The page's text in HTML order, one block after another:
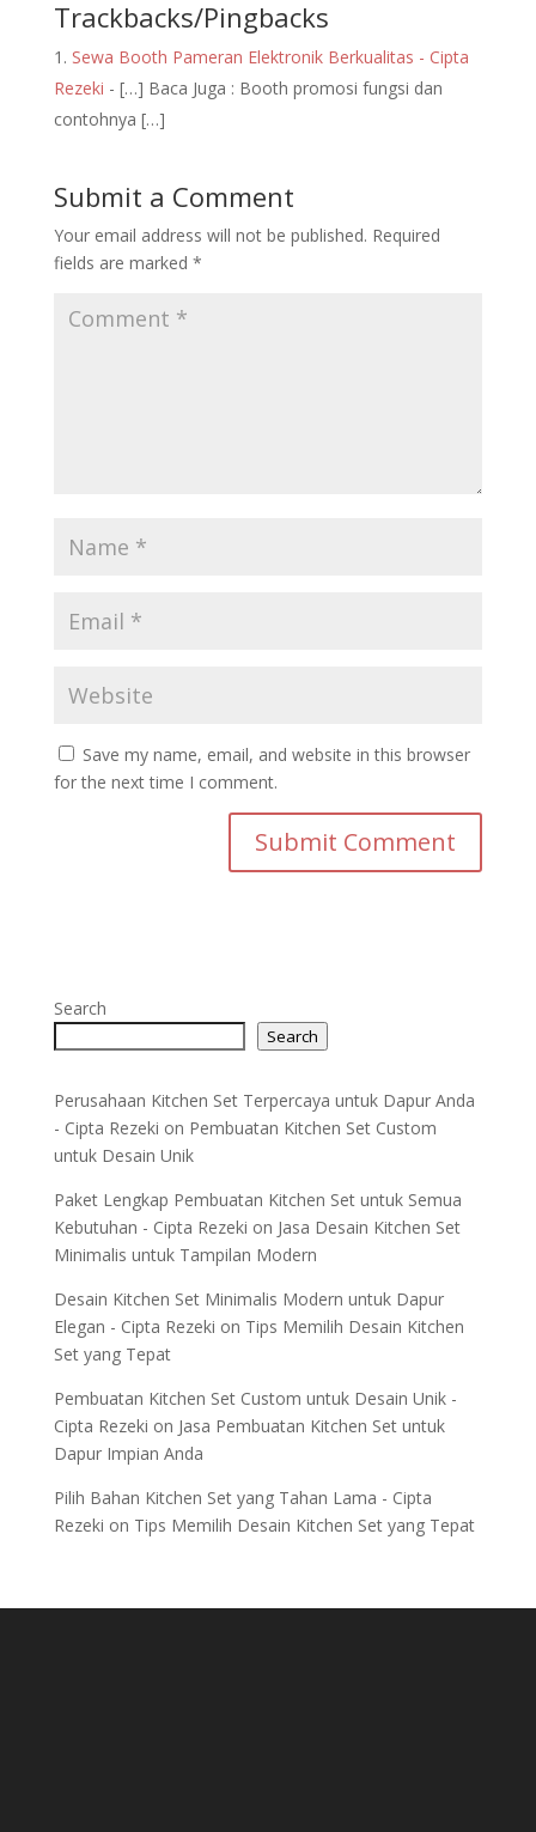
Trackbacks/Pingbacks
Sewa Booth Pameran Elektronik Berkualitas - Cipta
Rezeki - […] Baca Juga : Booth promosi fungsi dan
contohnya […]
Submit a Comment
Your email address will not be published. Required
fields are marked *
Save my name, email, and website in this browser
for the next time I comment.
Search
Search
Perusahaan Kitchen Set Terpercaya untuk Dapur Anda
- Cipta Rezeki on Pembuatan Kitchen Set Custom
untuk Desain Unik
Paket Lengkap Pembuatan Kitchen Set untuk Semua
Kebutuhan - Cipta Rezeki on Jasa Desain Kitchen Set
Minimalis untuk Tampilan Modern
Desain Kitchen Set Minimalis Modern untuk Dapur
Elegan - Cipta Rezeki on Tips Memilih Desain Kitchen
Set yang Tepat
Pembuatan Kitchen Set Custom untuk Desain Unik -
Cipta Rezeki on Jasa Pembuatan Kitchen Set untuk
Dapur Impian Anda
Pilih Bahan Kitchen Set yang Tahan Lama - Cipta
Rezeki on Tips Memilih Desain Kitchen Set yang Tepat